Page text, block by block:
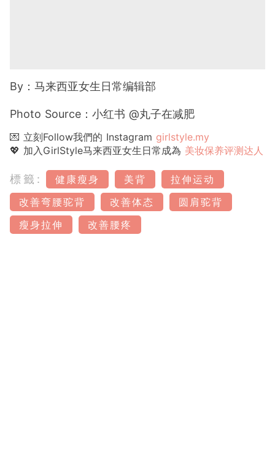
By ：马来西亚女生日常编辑部
Photo Source ：小红书 @丸子在减肥
💌 立刻Follow我們的 Instagram girlstyle.my
💖 加入GirlStyle马来西亚女生日常成為 美妆保养评测达人
標籤: 健康瘦身 美背
拉伸运动
改善弯腰驼背
改善体态
圆肩驼背
瘦身拉伸
改善腰疼